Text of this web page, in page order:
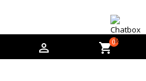
 shopping_cart0